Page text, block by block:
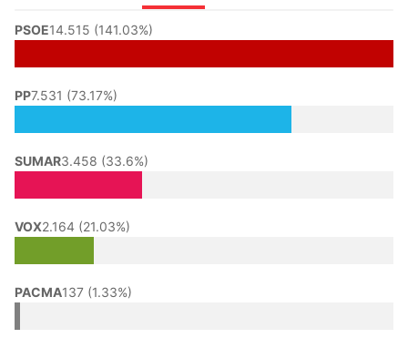
PSOE14.515 (141.03%)
PP7.531 (73.17%)
SUMAR3.458 (33.6%)
VOX2.164 (21.03%)
PACMA137 (1.33%)